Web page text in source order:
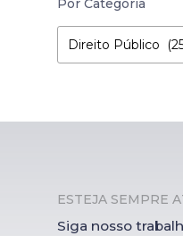
Por Categoria
Por
Categoria
Direito Público
Categoria
ESTEJA SEMPRE
Siga nosso